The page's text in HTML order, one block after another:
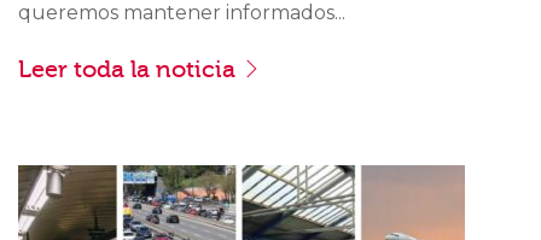
queremos mantener informados...
Leer toda la noticia